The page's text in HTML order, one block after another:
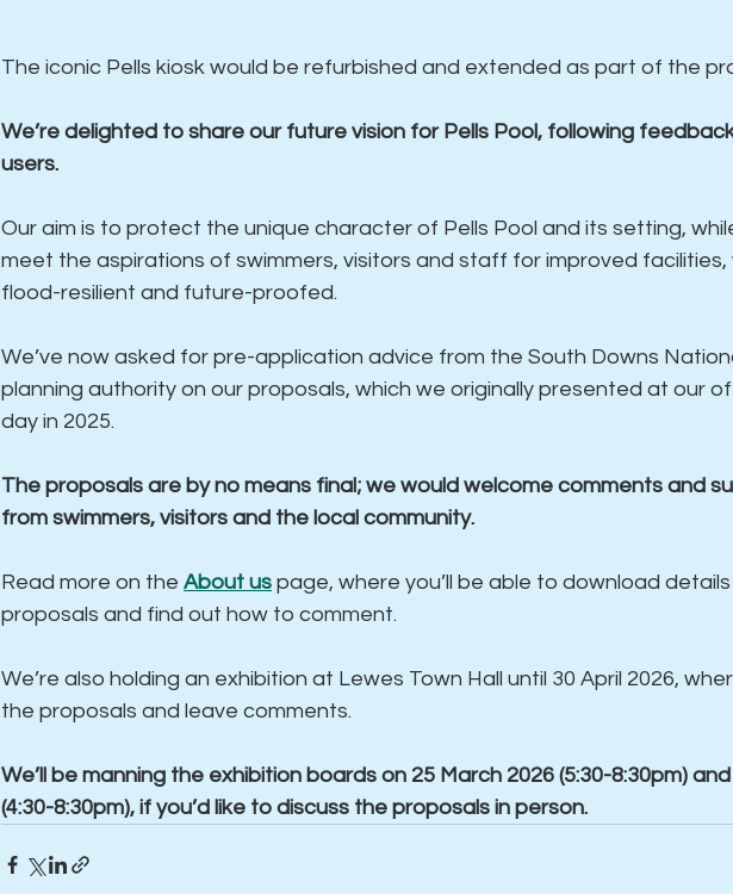
The iconic Pells kiosk would be refurbished and extended as part of the
We’re delighted to share our future vision for Pells Pool, following
users.
Our aim is to protect the unique character of Pells Pool and its setting,
meet the aspirations of swimmers, visitors and staff for improved facilities,
flood-resilient and future-proofed.
We’ve now asked for pre-application advice from the South Downs
planning authority on our proposals, which we originally presented at our
day in 2025.
The proposals are by no means final; we would welcome comments and
from swimmers, visitors and the local community.
Read more on the About us page, where you’ll be able to download
proposals and find out how to comment.
We’re also holding an exhibition at Lewes Town Hall until 30 April 2026,
the proposals and leave comments.
We’ll be manning the exhibition boards on 25 March 2026 (5:30-8:30pm)
(4:30-8:30pm), if you’d like to discuss the proposals in person.